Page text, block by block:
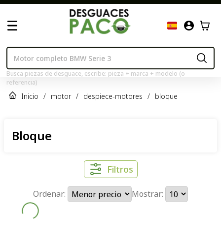
Busca piezas de desguace, escribe: pieza + marca + modelo (o
referencia)
Inicio / motor / despiece-motores / bloque
Bloque
Filtros
Ordenar: Mostrar: